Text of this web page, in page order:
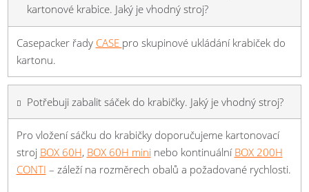
kartonové krabice. Jaký je vhodný stroj?
Casepacker řady CASE pro skupinové ukládání krabiček do
kartonu.
Potřebuji zabalit sáček do krabičky. Jaký je vhodný stroj?
Pro vložení sáčku do krabičky doporučujeme kartonovací
stroj BOX 60H, BOX 60H mini nebo kontinuální BOX 200H
CONTI – záleží na rozměrech obalů a požadované rychlosti.